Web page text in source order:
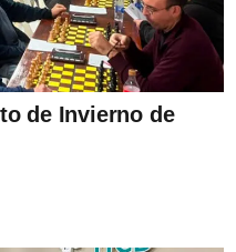
de Invierno de